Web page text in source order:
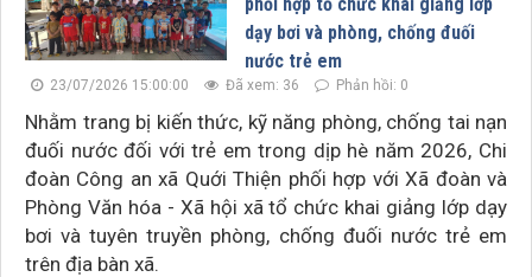
dạy bơi và phòng, chống đuối
nước trẻ em
23/07/2026 15:00:00 Đã xem: 36 Phản hồi: 0
Nhằm trang bị kiến thức, kỹ năng phòng, chống tai nạn
đuối nước đối với trẻ em trong dịp hè năm 2026, Chi
đoàn Công an xã Quới Thiện phối hợp với Xã đoàn và
Phòng Văn hóa - Xã hội xã tổ chức khai giảng lớp dạy
bơi và tuyên truyền phòng, chống đuối nước trẻ em
trên địa bàn xã.